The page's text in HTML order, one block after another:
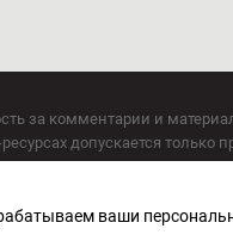
за комментарии и
допускается только
СМИ допускается
по надзору в сфере
ваши